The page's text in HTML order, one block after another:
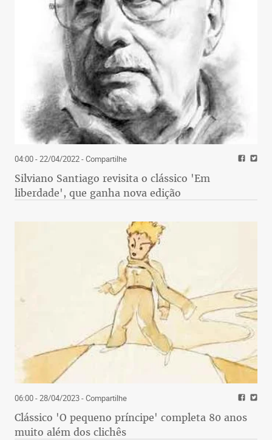
04:00 - 22/04/2022- Compartilhe
Silviano Santiago revisita o clássico 'Em
liberdade', que ganha nova edição
06:00 - 28/04/2023- Compartilhe
Clássico 'O pequeno príncipe' completa 80 anos
muito além dos clichês